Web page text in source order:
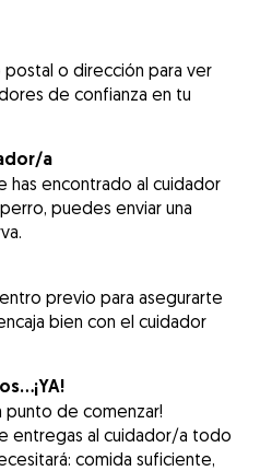
o dirección para ver
de confianza en tu
a
has encontrado al cuidador
puedes enviar una
previo para asegurarte
bien con el cuidador
punto de comenzar!
entregas al cuidador/a todo
comida suficiente,